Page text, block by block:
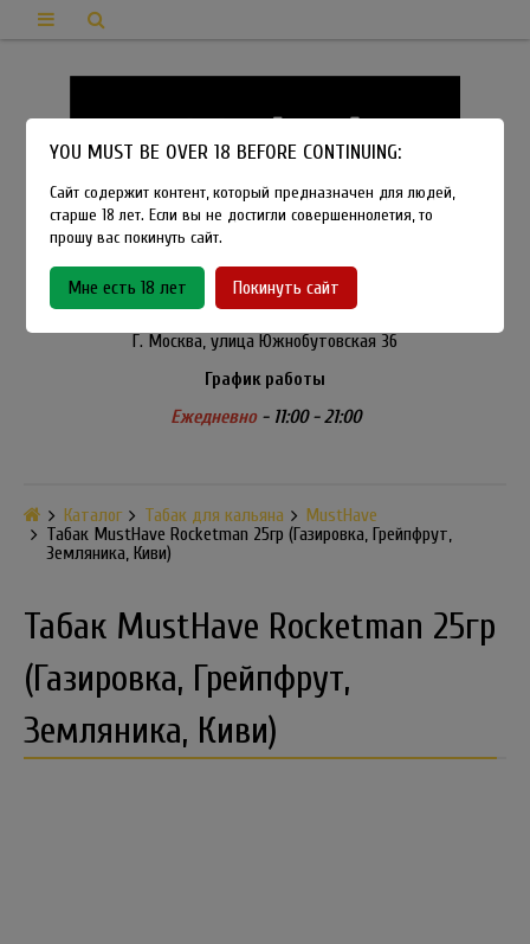
8-915-450-21-92
Розничный магазин Method Vapeshop
Г. Москва, улица Южнобутовская 36
График работы
Ежедневно- 11:00 - 21:00
Каталог Табак для кальяна
MustHave
Табак MustHave Rocketman 25гр (Газировка, Грейпфрут,
Земляника, Киви)
Табак MustHave Rocketman 25гр
(Газировка, Грейпфрут,
Земляника, Киви)
YOU MUST BE OVER 18 BEFORE CONTINUING:
Сайт содержит контент, который предназначен для людей,
старше 18 лет. Если вы не достигли совершеннолетия, то
прошу вас покинуть сайт.
Мне есть 18 лет Покинуть сайт